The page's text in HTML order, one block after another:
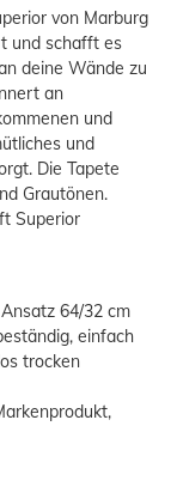
von Marburg
und schafft es
deine Wände zu
an
und
und
Die Tapete
Grautönen.
Superior
64/32 cm
einfach
trocken